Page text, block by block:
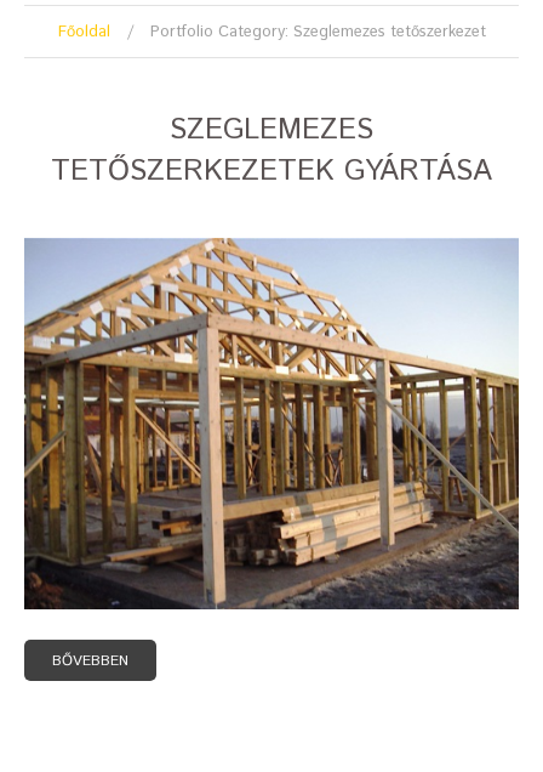
Főoldal Portfolio Category: Szeglemezes tetőszerkezet
SZEGLEMEZES
TETŐSZERKEZETEK GYÁRTÁSA
BŐVEBBEN